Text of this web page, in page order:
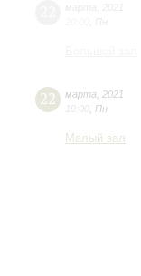
22 марта
2021
19:00 Пн
Малый зал